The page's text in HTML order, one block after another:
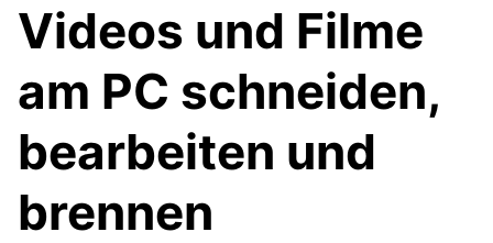
Videos und Filme
am PC schneiden,
bearbeiten und
brennen